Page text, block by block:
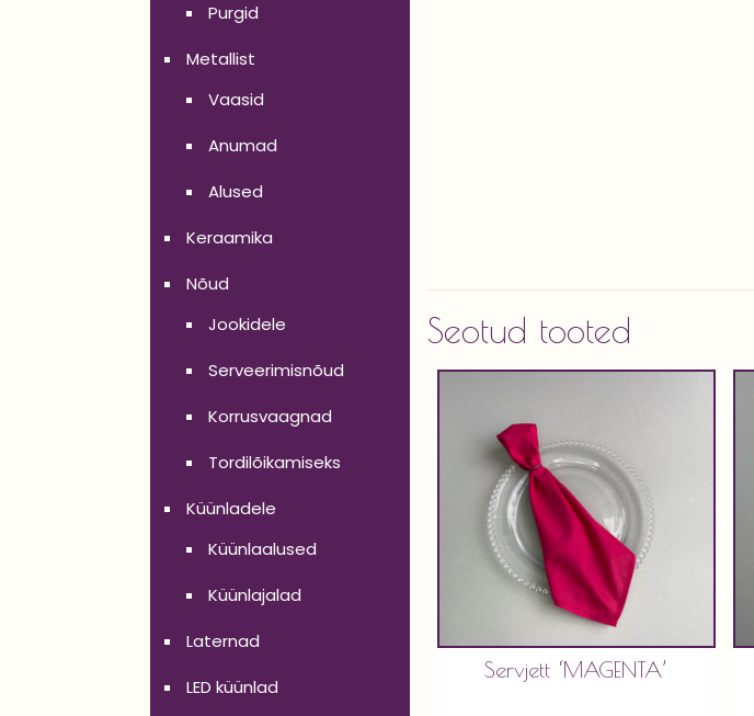
Seotud tooted
Servjett ‘MAGENTA’
Purgid
Metallist
Vaasid
Anumad
Alused
Keraamika
Nõud
Jookidele
Serveerimisnõud
Korrusvaagnad
Tordilõikamiseks
Küünladele
Küünlaalused
Küünlajalad
Laternad
LED küünlad